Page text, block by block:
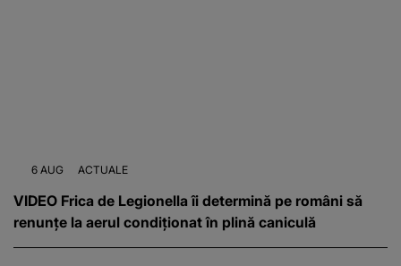
6 AUG ACTUALE
VIDEO Frica de Legionella îi determină pe români să
renunțe la aerul condiționat în plină caniculă